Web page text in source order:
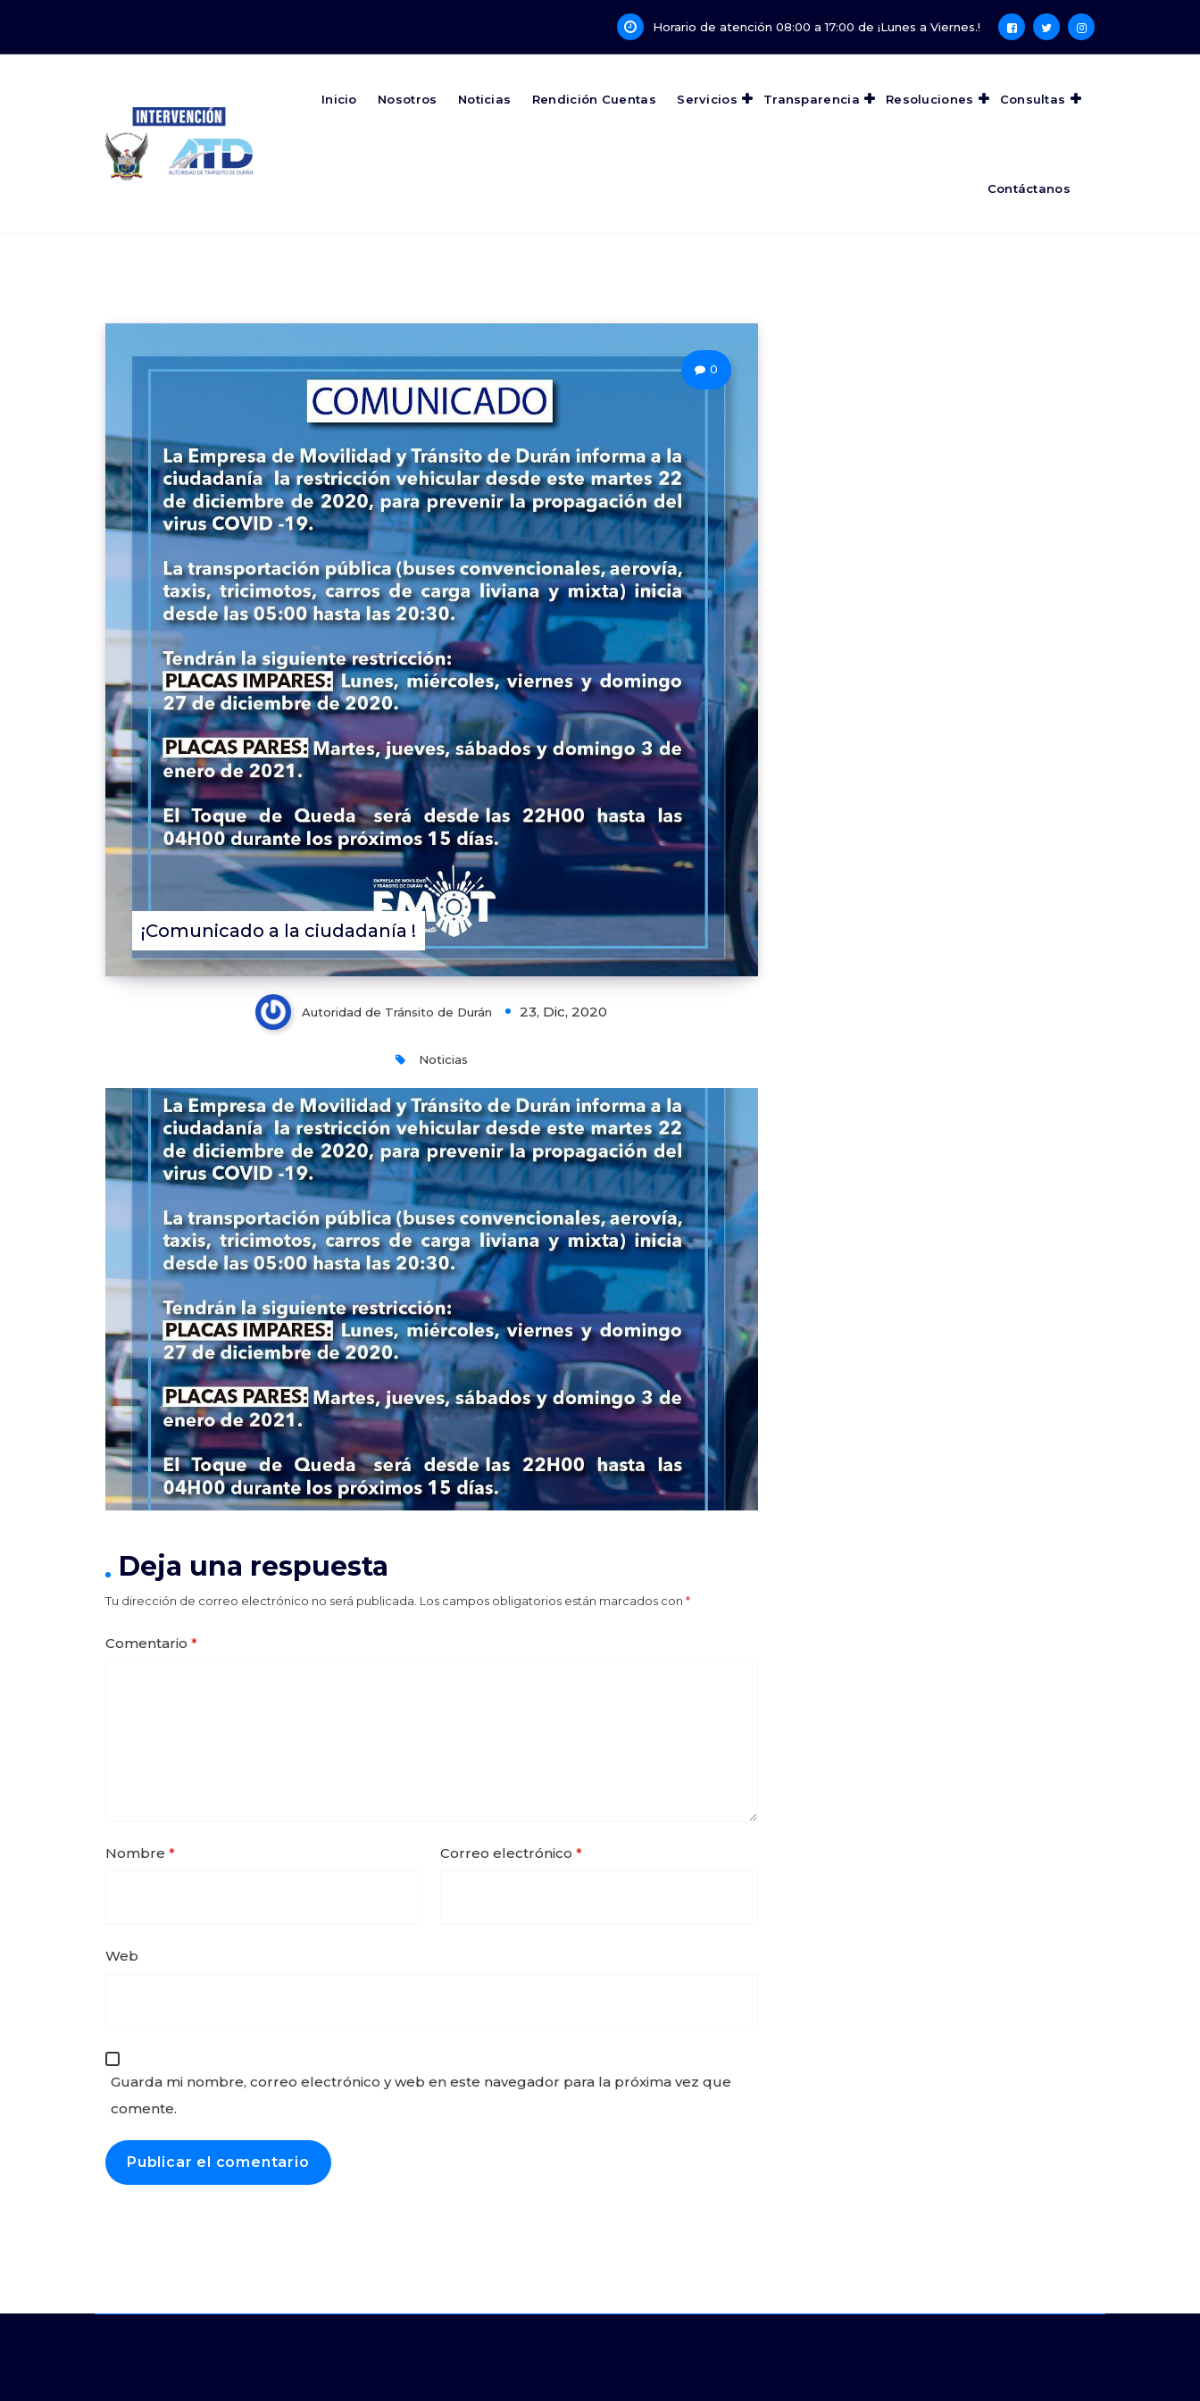
Horario de atención 08:00 a 17:00 de ¡Lunes a Viernes.!
Inicio Nosotros Noticias Rendición Cuentas Servicios Transparencia Resoluciones Consultas
Contáctanos
¡Comunicado a la ciudadanía !
0
Autoridad de Tránsito de Durán 23, Dic, 2020
Noticias
Deja una respuesta
Tu dirección de correo electrónico no será publicada. Los campos obligatorios están marcados con *
Comentario *
Nombre * Correo electrónico*
Web
Guarda mi nombre, correo electrónico y web en este navegador para la próxima vez que
comente.